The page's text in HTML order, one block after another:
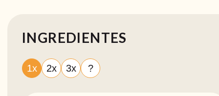
INGREDIENTES
1x 2x 3x ?